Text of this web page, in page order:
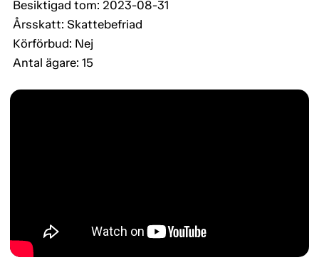
Besiktigad tom: 2023-08-31
Årsskatt: Skattebefriad
Körförbud: Nej
Antal ägare: 15